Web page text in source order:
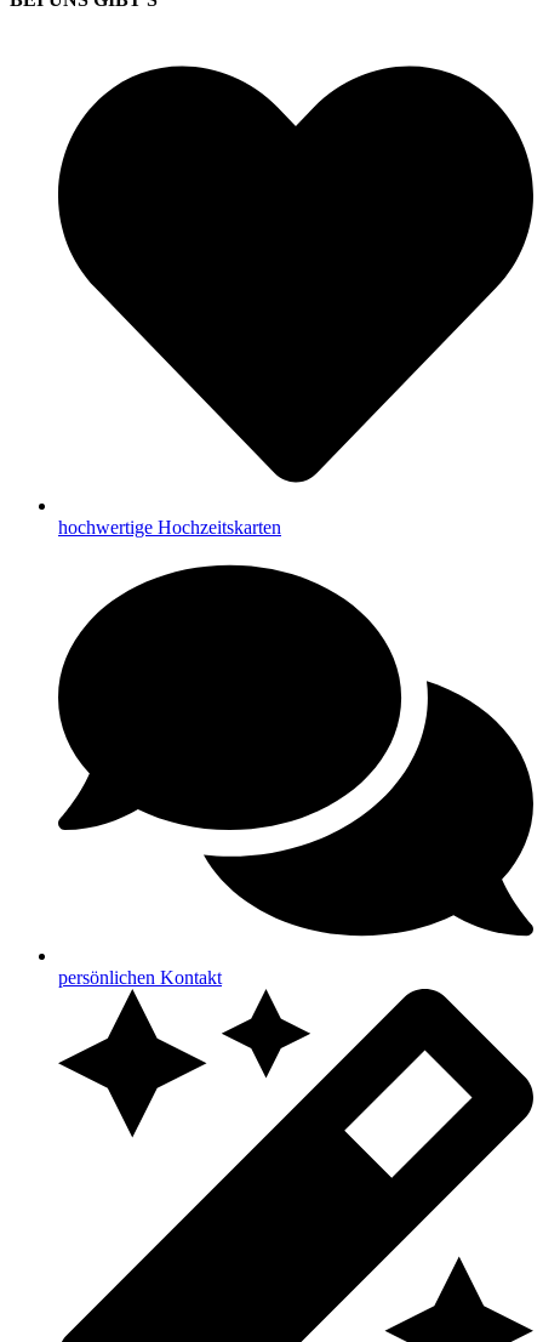
hochwertige Hochzeitskarten
persönlichen Kontakt